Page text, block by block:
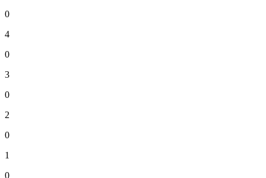
0
4
0
3
0
2
0
1
0